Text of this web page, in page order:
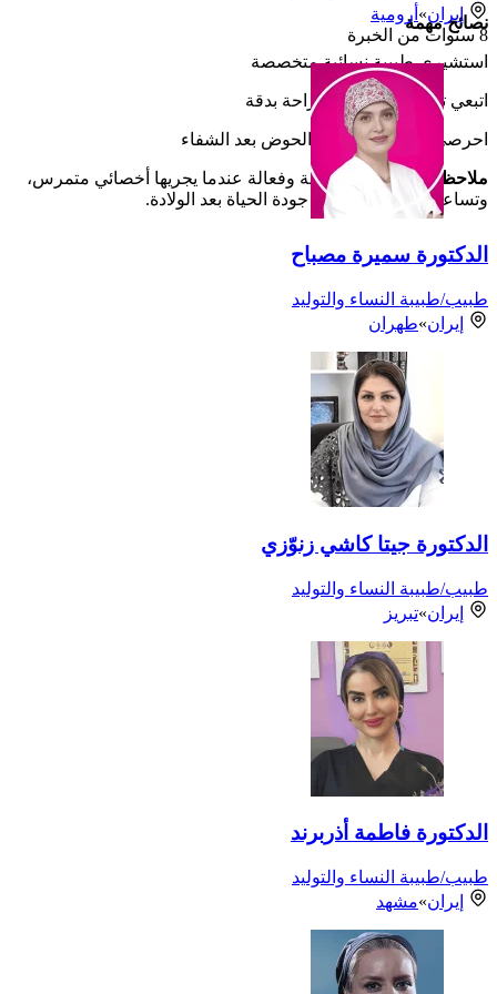
نصائح مهمة
استشيري طبيبة نسائية متخصصة
اتبعي تعليمات ما بعد الجراحة بدقة
احرصي على تمارين قاع الحوض بعد الشفاء
ملاحظة: هذه الجراحة آمنة وفعالة عندما يجريها أخصائي متمرس،
وتساعد كثيرًا في تحسين جودة الحياة بعد الولادة.
إيران» أرومية
8سنوات من الخبرة
الدكتورة سميرة مصباح
طبيب/طبيبة النساء والتوليد
إيران»طهران
الدكتورة جيتا كاشي زنوّزي
طبيب/طبيبة النساء والتوليد
إيران»تبريز
الدكتورة فاطمة أذربرند
طبيب/طبيبة النساء والتوليد
إيران»مشهد